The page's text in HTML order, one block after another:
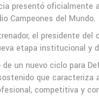
presentó
Campeones del Mundo.
el presidente
etapa institucional y
un nuevo ciclo para
que caracteriza
competitiva y